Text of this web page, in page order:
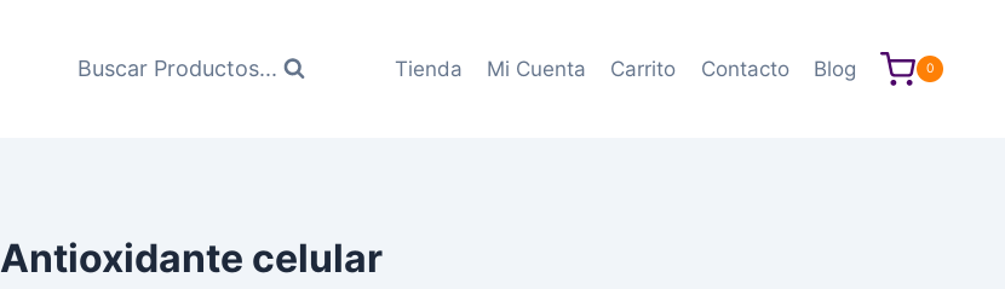
Buscar Productos... Tienda Mi Cuenta Carrito Contacto Blog 0
Antioxidante celular